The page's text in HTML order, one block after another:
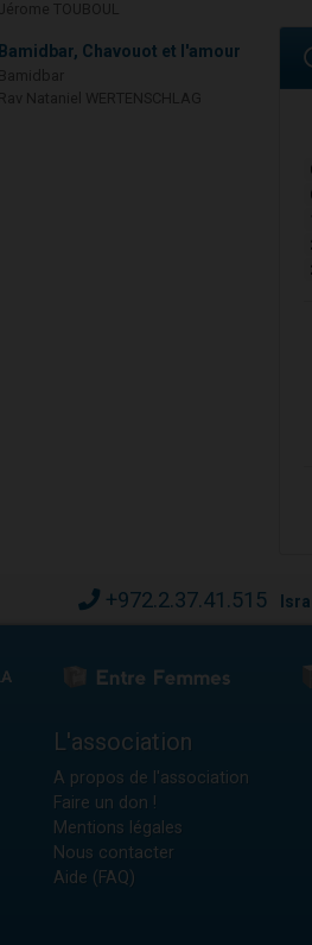
Bamidbar, Chavouot et l'amour
+972.2.37.41.515
L'association
A propos de l'association
Faire un don !
Mentions légales
Nous contacter
Aide (FAQ)